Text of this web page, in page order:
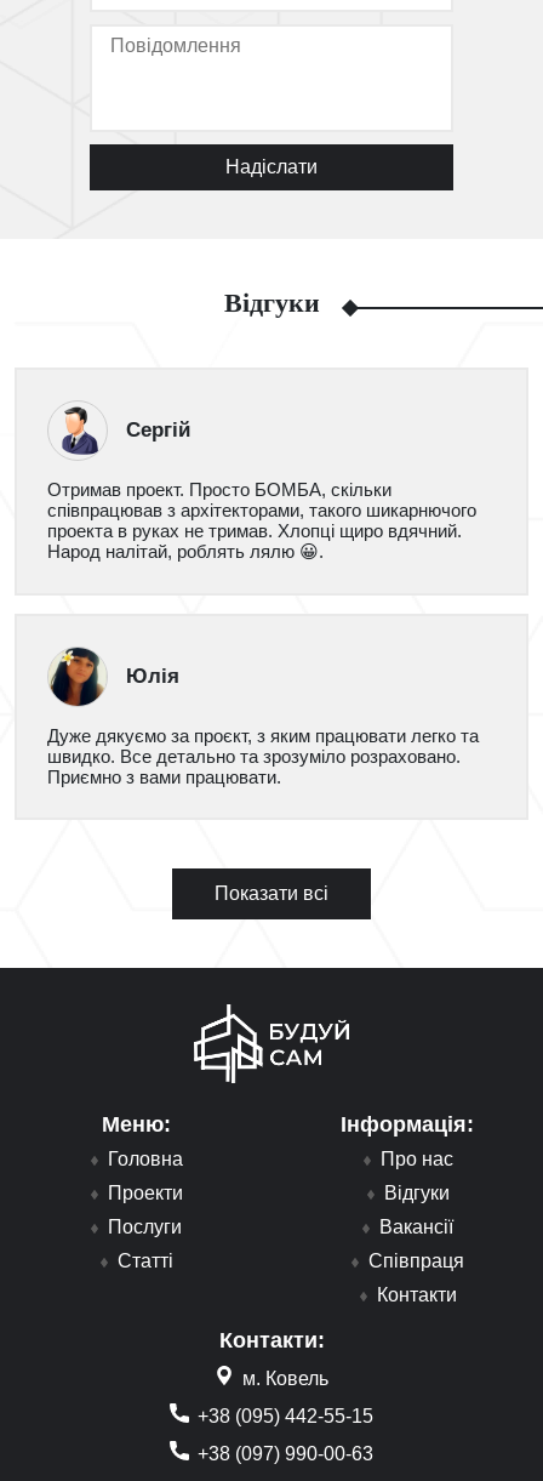
Надіслати
Відгуки
Сергій
Отримав проект. Просто БОМБА, скільки
співпрацював з архітекторами, такого шикарнючого
проекта в руках не тримав. Хлопці щиро вдячний.
Народ налітай, роблять лялю 😀.
Юлія
Дуже дякуємо за проєкт, з яким працювати легко та
швидко. Все детально та зрозуміло розраховано.
Приємно з вами працювати.
Показати всі
Меню:
Головна
Проекти
Послуги
Статті
Інформація:
Про нас
Відгуки
Вакансії
Співпраця
Контакти
Контакти:
м. Ковель
+38 (095) 442-55-15
+38 (097) 990-00-63